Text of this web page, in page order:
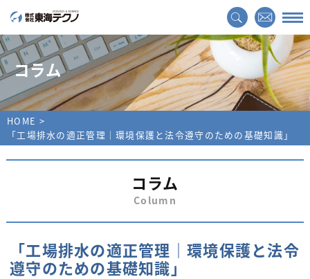
コラム
HOME
「工場排水の適正管理｜環境保護と法令遵守のための基礎知識」
コラム
Column
「工場排水の適正管理｜環境保護と法令
遵守のための基礎知識」